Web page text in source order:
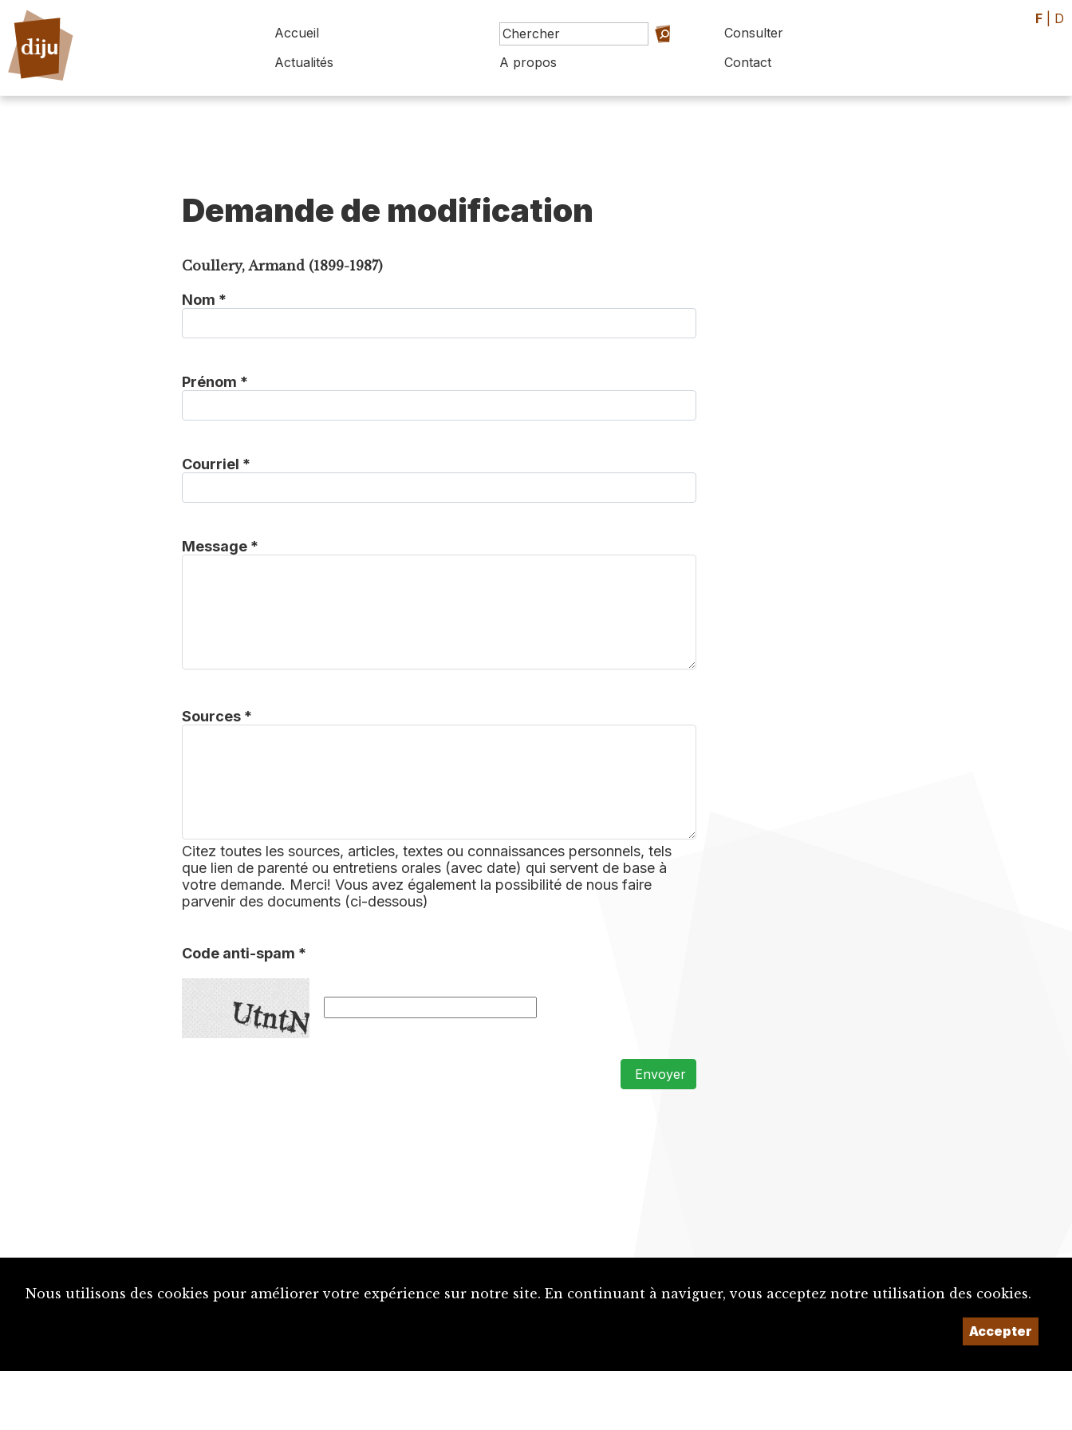
Accueil
Consulter
Actualités
A propos Contact
F D
Demande de modification
Coullery, Armand (1899-1987)
Nom *
Prénom *
Courriel *
Message *
Sources *
Citez toutes les sources, articles, textes ou connaissances personnels, tels
que lien de parenté ou entretiens orales (avec date) qui servent de base à
votre demande. Merci! Vous avez également la possibilité de nous faire
parvenir des documents (ci-dessous)
Code anti-spam *
Envoyer
Nous utilisons des cookies pour améliorer votre expérience sur notre site. En continuant à naviguer, vous acceptez notre utilisation des cookies.
Accepter